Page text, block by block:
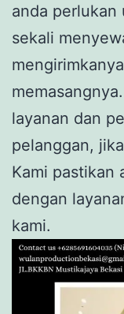
anda perlukan
sekali
layanan dan
pelanggan,
Kami pastikan
dengan
kami.